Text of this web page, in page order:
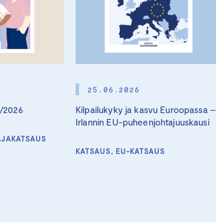
2026
25.06.2026
Kilpailukyky ja kasvu Euroopassa –
Irlannin EU-puheenjohtajuuskausi
KATSAUS, EU-KATSAUS